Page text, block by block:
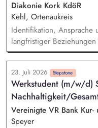
Förderanträgen -
Mittelabruf und -
Koordination,
Nachweisführung von
Unterstützung u.a. bei
Gruppengeldkonten
Diakonie Kork KdöR
Kehl, Ortenaukreis
Identifikation, Ansprache
langfristiger
vermögenden
individueller
Planung, Organisation
Fundraising-
Begleitung der
hochrangigen
23. Juli 2026 Stepstone
Werkstudent (m/w/d)
Nachhaltigkeit/
Vereinigte VR Bank Kur-
Speyer